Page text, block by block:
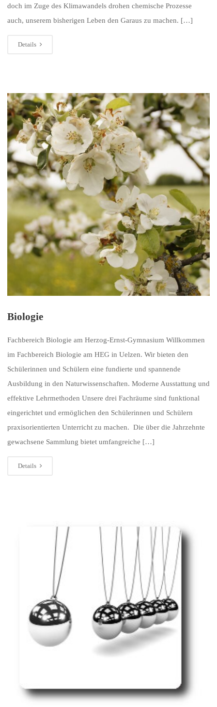
doch im Zuge des Klimawandels drohen chemische Prozesse
auch, unserem bisherigen Leben den Garaus zu machen. […]
Details
Biologie
Fachbereich Biologie am Herzog-Ernst-Gymnasium Willkommen
im Fachbereich Biologie am HEG in Uelzen. Wir bieten den
Schülerinnen und Schülern eine fundierte und spannende
Ausbildung in den Naturwissenschaften. Moderne Ausstattung und
effektive Lehrmethoden Unsere drei Fachräume sind funktional
eingerichtet und ermöglichen den Schülerinnen und Schülern
praxisorientierten Unterricht zu machen. Die über die Jahrzehnte
gewachsene Sammlung bietet umfangreiche […]
Details